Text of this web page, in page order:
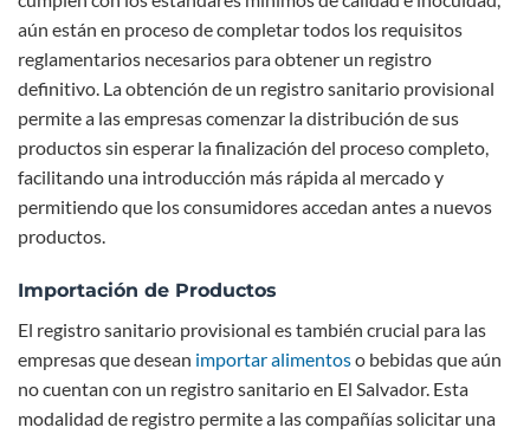
aún están en proceso de completar todos los requisitos
reglamentarios necesarios para obtener un registro
definitivo. La obtención de un registro sanitario provisional
permite a las empresas comenzar la distribución de sus
productos sin esperar la finalización del proceso completo,
facilitando una introducción más rápida al mercado y
permitiendo que los consumidores accedan antes a nuevos
productos.
Importación de Productos
El registro sanitario provisional es también crucial para las
empresas que desean importar alimentoso bebidas que aún
no cuentan con un registro sanitario en El Salvador. Esta
modalidad de registro permite a las compañías solicitar una